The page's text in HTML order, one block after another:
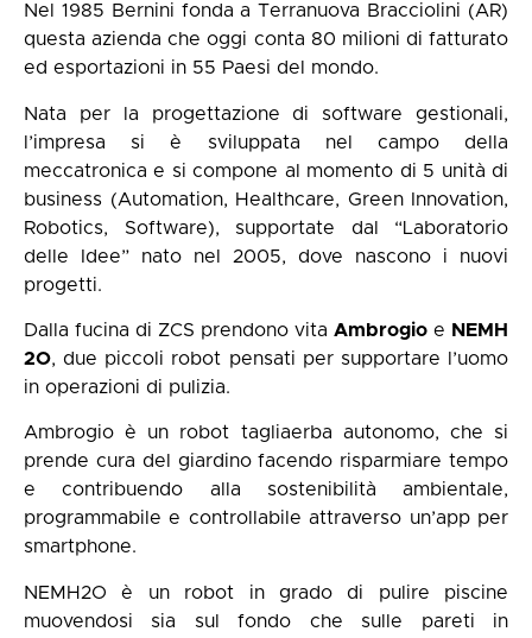
Nel 1985 Bernini fonda a Terranuova Bracciolini (AR)
questa azienda che oggi conta 80 milioni di fatturato
ed esportazioni in 55 Paesi del mondo.
Nata per la progettazione di software gestionali,
l’impresa si è sviluppata nel campo della
meccatronica e si compone al momento di 5 unità di
business (Automation, Healthcare, Green Innovation,
Robotics, Software), supportate dal “Laboratorio
delle Idee” nato nel 2005, dove nascono i nuovi
progetti.
Dalla fucina di ZCS prendono vita Ambrogio e NEMH
2O, due piccoli robot pensati per supportare l’uomo
in operazioni di pulizia.
Ambrogio è un robot tagliaerba autonomo, che si
prende cura del giardino facendo risparmiare tempo
e contribuendo alla sostenibilità ambientale,
programmabile e controllabile attraverso un’app per
smartphone.
NEMH2O è un robot in grado di pulire piscine
muovendosi sia sul fondo che sulle pareti in